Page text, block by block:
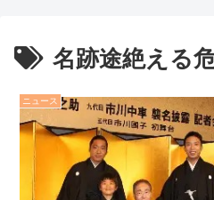
【朗報】阪神前川、4試
からヒット！「結果を残す
しかない」 NEW!
ＮＨＫが映らないテレビ
で料金は不当と主張してい
名跡途絶える
ニュース